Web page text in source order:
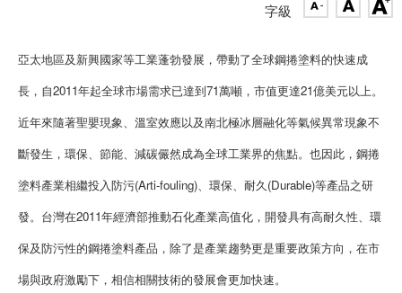
字級
亞太地區及新興國家等工業蓬勃發展，帶動了全球鋼捲塗料的快速成
長，自2011年起全球市場需求已達到71萬噸，市值更達21億美元以上。
近年來隨著聖嬰現象、溫室效應以及南北極冰層融化等氣候異常現象不
斷發生，環保、節能、減碳儼然成為全球工業界的焦點。也因此，鋼捲
塗料產業相繼投入防污(Arti-fouling)、環保、耐久(Durable)等產品之研
發。台灣在2011年經濟部推動石化產業高值化，開發具有高耐久性、環
保及防污性的鋼捲塗料產品，除了是產業趨勢更是重要政策方向，在市
場與政府激勵下，相信相關技術的發展會更加快速。